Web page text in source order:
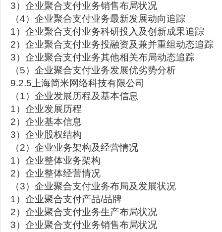
3）企业聚合支付业务销售布局状况
（4）企业聚合支付业务最新发展动向追踪
1）企业聚合支付业务科研投入及创新成果追踪
2）企业聚合支付业务投融资及兼并重组动态追踪
3）企业聚合支付业务其他相关布局动态追踪
（5）企业聚合支付业务发展优劣势分析
9.2.5上海简米网络科技有限公司
（1）企业发展历程及基本信息
1）企业发展历程
2）企业基本信息
3）企业股权结构
（2）企业业务架构及经营情况
1）企业整体业务架构
2）企业整体经营情况
（3）企业聚合支付业务布局及发展状况
1）企业聚合支付产品/品牌
2）企业聚合支付业务生产布局状况
3）企业聚合支付业务销售布局状况